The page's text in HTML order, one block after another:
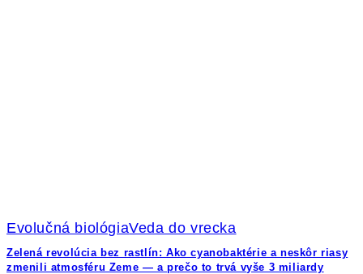
Evolučná biológiaVeda do vrecka
Zelená revolúcia bez rastlín: Ako cyanobaktérie a neskôr riasy
zmenili atmosféru Zeme — a prečo to trvá vyše 3 miliardy